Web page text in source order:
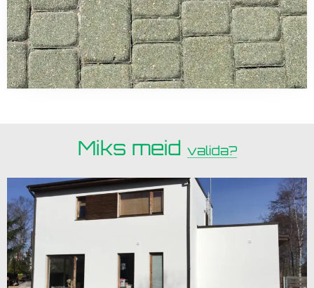
Miks meid valida?